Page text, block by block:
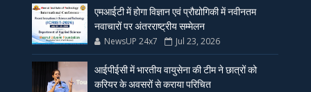
एमआईटी में होगा विज्ञान एवं प्रौद्योगिकी में नवीनतम
नवाचारों पर अंतरराष्ट्रीय सम्मेलन
NewsUP 24x7 Jul 23, 2026
आईपीईसी में भारतीय वायुसेना की टीम ने छात्रों को
करियर के अवसरों से कराया परिचित